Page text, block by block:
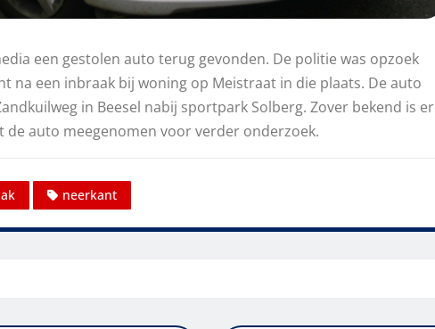
een gestolen auto terug gevonden. De politie was opzoek
na een inbraak bij woning op Meistraat in die plaats. De auto
in Beesel nabij sportpark Solberg. Zover bekend is er
auto meegenomen voor verder onderzoek.
neerkant